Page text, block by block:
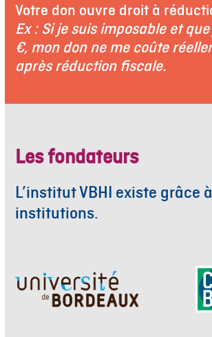
Votre don ouvre droit à
Ex : Si je suis imposable et
€, mon don ne me coûte
après réduction fiscale.
Les fondateurs
L’institut VBHI existe grâce
institutions.